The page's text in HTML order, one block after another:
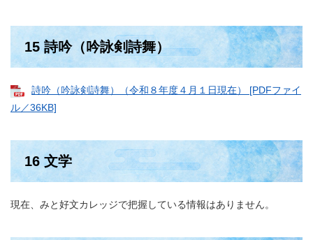
15 詩吟（吟詠剣詩舞）
詩吟（吟詠剣詩舞）（令和８年度４月１日現在） [PDFファイ
ル／36KB]
16 文学
現在、みと好文カレッジで把握している情報はありません。